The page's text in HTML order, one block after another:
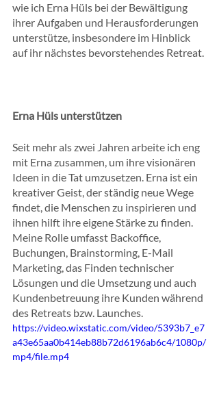
wie ich Erna Hüls bei der Bewältigung
ihrer Aufgaben und Herausforderungen
unterstütze, insbesondere im Hinblick
auf ihr nächstes bevorstehendes Retreat.
Erna Hüls unterstützen
Seit mehr als zwei Jahren arbeite ich eng
mit Erna zusammen, um ihre visionären
Ideen in die Tat umzusetzen. Erna ist ein
kreativer Geist, der ständig neue Wege
findet, die Menschen zu inspirieren und
ihnen hilft ihre eigene Stärke zu finden.
Meine Rolle umfasst Backoffice,
Buchungen, Brainstorming, E-Mail
Marketing, das Finden technischer
Lösungen und die Umsetzung und auch
Kundenbetreuung ihre Kunden während
des Retreats bzw. Launches.
https://video.wixstatic.com/video/5393b7_e7
a43e65aa0b414eb88b72d6196ab6c4/1080p/
mp4/file.mp4